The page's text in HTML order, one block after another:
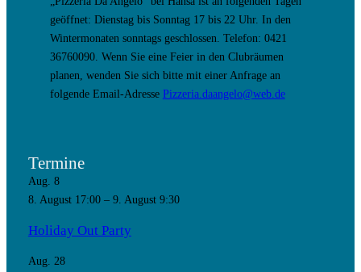
geöffnet: Dienstag bis Sonntag 17 bis 22 Uhr. In den
Wintermonaten sonntags geschlossen. Telefon: 0421
36760090. Wenn Sie eine Feier in den Clubräumen
planen, wenden Sie sich bitte mit einer Anfrage an
folgende Email-Adresse Pizzeria.daangelo@web.de
Termine
Aug. 8
8. August 17:00– 9. August 9:30
Holiday Out Party
Aug. 28